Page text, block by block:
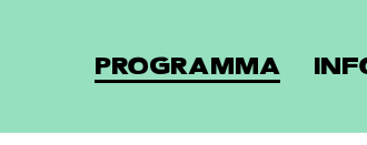
PROGRAMMA